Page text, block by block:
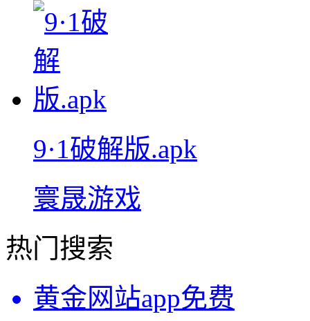
9·1破解版.apk
寰晟游戏
热门搜索
黄金网站app免费